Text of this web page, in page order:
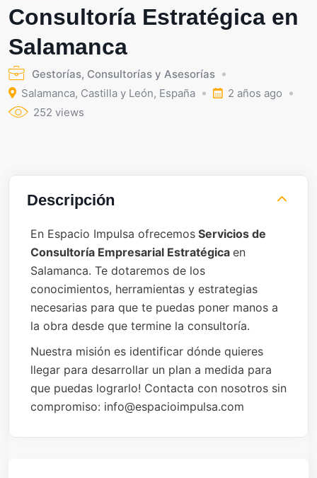
Consultoría Estratégica en
Salamanca
Gestorías, Consultorías y Asesorías
Salamanca, Castilla y León, España
2 años ago
252 views
Descripción
En Espacio Impulsa ofrecemos Servicios de
Consultoría Empresarial Estratégica en
Salamanca. Te dotaremos de los
conocimientos, herramientas y estrategias
necesarias para que te puedas poner manos a
la obra desde que termine la consultoría.
Nuestra misión es identificar dónde quieres
llegar para desarrollar un plan a medida para
que puedas lograrlo! Contacta con nosotros sin
compromiso: info@espacioimpulsa.com